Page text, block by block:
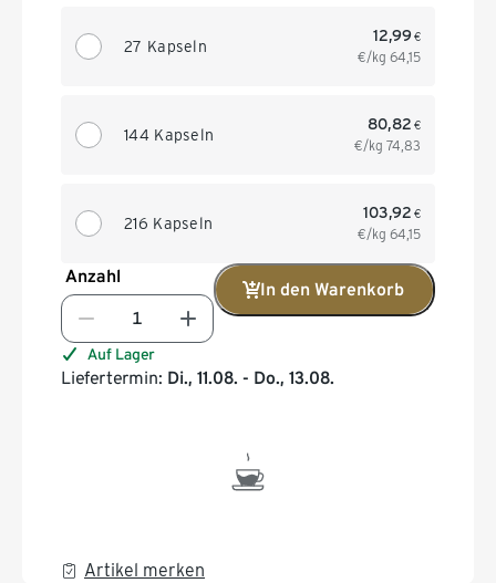
27 Kapseln
12,99 €
€/kg 64,15
144 Kapseln
80,82 €
€/kg 74,83
216 Kapseln
103,92 €
€/kg 64,15
Anzahl
In den Warenkorb
Auf Lager
Liefertermin: Di., 11.08. - Do., 13.08.
Artikel merken